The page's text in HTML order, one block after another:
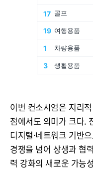
이번 컨소시엄은 지리
점에서도 의미가 크다.
디지털·네트워크 기반
경쟁을 넘어 상생과 협
력 강화의 새로운 가능